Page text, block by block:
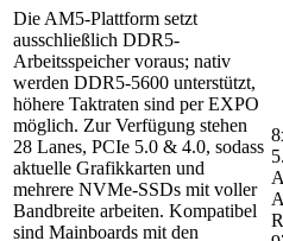
Die AM5-Plattform setzt
ausschließlich DDR5-
Arbeitsspeicher voraus; nativ
werden DDR5-5600 unterstützt,
höhere Taktraten sind per EXPO
möglich. Zur Verfügung stehen
28 Lanes, PCIe 5.0 & 4.0, sodass
aktuelle Grafikkarten und
mehrere NVMe-SSDs mit voller
Bandbreite arbeiten. Kompatibel
sind Mainboards mit den